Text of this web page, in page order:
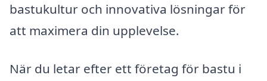
bastukultur och innovativa lösningar för
att maximera din upplevelse.
När du letar efter ett företag för bastu i